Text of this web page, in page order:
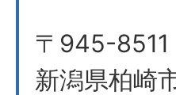
〒945-8511
新潟県柏崎